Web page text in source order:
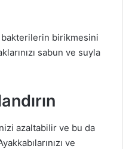
bakterilerin birikmesini
sabun ve suyla
azaltabilir ve bu da
ve